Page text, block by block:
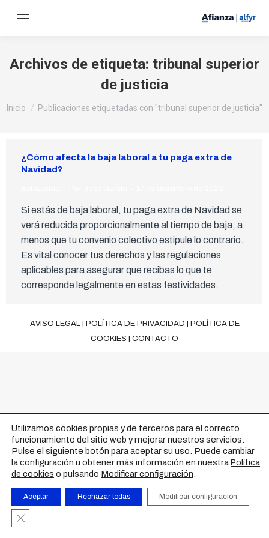
Archivos de etiqueta: tribunal superior
de justicia
Estás aquí:
Inicio Publicaciones etiquetadas con "tribunal superior de justicia"
¿Cómo afecta la baja laboral a tu paga extra de
Navidad?
Si estás de baja laboral, tu paga extra de Navidad se
verá reducida proporcionalmente al tiempo de baja, a
menos que tu convenio colectivo estipule lo contrario.
Es vital conocer tus derechos y las regulaciones
aplicables para asegurar que recibas lo que te
corresponde legalmente en estas festividades.
AVISO LEGAL| POLÍTICA DE PRIVACIDAD
POLÍTICA DE
COOKIES
CONTACTO
Utilizamos cookies propias y de terceros para el correcto
funcionamiento del sitio web y mejorar nuestros servicios.
Pulse el siguiente botón para aceptar su uso. Puede cambiar
la configuración u obtener más información en nuestra Política
de cookies o pulsando Modificar configuración
Aceptar Rechazar todas Modificar configuración
Cerrar el banner de cookies RGPD